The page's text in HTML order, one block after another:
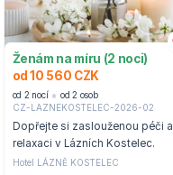
Ženám na míru (2 noci)
od 10 560 CZK
od 2 nocí
od 2 osob
CZ-LAZNEKOSTELEC-2026-02
Dopřejte si zaslouženou péči a
relaxaci v Lázních Kostelec.
Hotel LÁZNĚ KOSTELEC